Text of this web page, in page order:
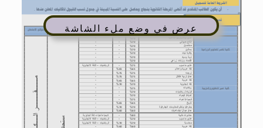
عرض في وضع ملء الشاشة